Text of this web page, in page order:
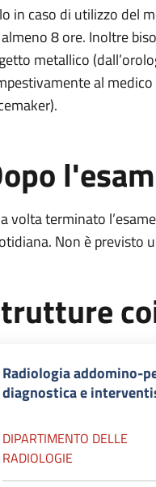
in caso di utilizzo del
8 ore. Inoltre
metallico
al
volta terminato
Non è previsto
Radiologia addomino-
diagnostica e
DIPARTIMENTO DELLE
RADIOLOGIE